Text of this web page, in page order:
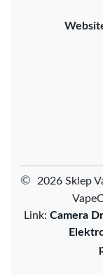
©
2026 Sklep
Link: Camera